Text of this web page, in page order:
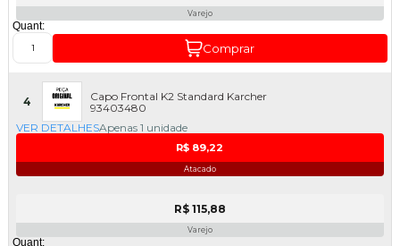
Varejo
Quant:
Comprar
4
Capo Frontal K2 Standard Karcher
93403480
VER DETALHESApenas 1 unidade
R$ 89,22
Atacado
R$ 115,88
Varejo
Quant: